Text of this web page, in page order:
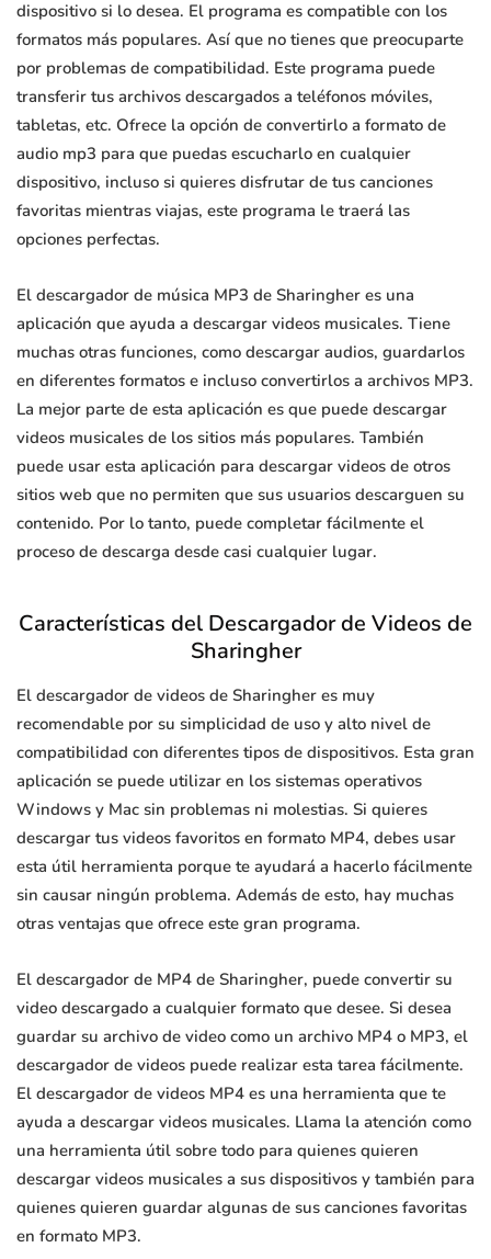
dispositivo si lo desea. El programa es compatible con los
formatos más populares. Así que no tienes que preocuparte
por problemas de compatibilidad. Este programa puede
transferir tus archivos descargados a teléfonos móviles,
tabletas, etc. Ofrece la opción de convertirlo a formato de
audio mp3 para que puedas escucharlo en cualquier
dispositivo, incluso si quieres disfrutar de tus canciones
favoritas mientras viajas, este programa le traerá las
opciones perfectas.
El descargador de música MP3 de Sharingher es una
aplicación que ayuda a descargar videos musicales. Tiene
muchas otras funciones, como descargar audios, guardarlos
en diferentes formatos e incluso convertirlos a archivos MP3.
La mejor parte de esta aplicación es que puede descargar
videos musicales de los sitios más populares. También
puede usar esta aplicación para descargar videos de otros
sitios web que no permiten que sus usuarios descarguen su
contenido. Por lo tanto, puede completar fácilmente el
proceso de descarga desde casi cualquier lugar.
Características del Descargador de Videos de
Sharingher
El descargador de videos de Sharingher es muy
recomendable por su simplicidad de uso y alto nivel de
compatibilidad con diferentes tipos de dispositivos. Esta gran
aplicación se puede utilizar en los sistemas operativos
Windows y Mac sin problemas ni molestias. Si quieres
descargar tus videos favoritos en formato MP4, debes usar
esta útil herramienta porque te ayudará a hacerlo fácilmente
sin causar ningún problema. Además de esto, hay muchas
otras ventajas que ofrece este gran programa.
El descargador de MP4 de Sharingher, puede convertir su
video descargado a cualquier formato que desee. Si desea
guardar su archivo de video como un archivo MP4 o MP3, el
descargador de videos puede realizar esta tarea fácilmente.
El descargador de videos MP4 es una herramienta que te
ayuda a descargar videos musicales. Llama la atención como
una herramienta útil sobre todo para quienes quieren
descargar videos musicales a sus dispositivos y también para
quienes quieren guardar algunas de sus canciones favoritas
en formato MP3.